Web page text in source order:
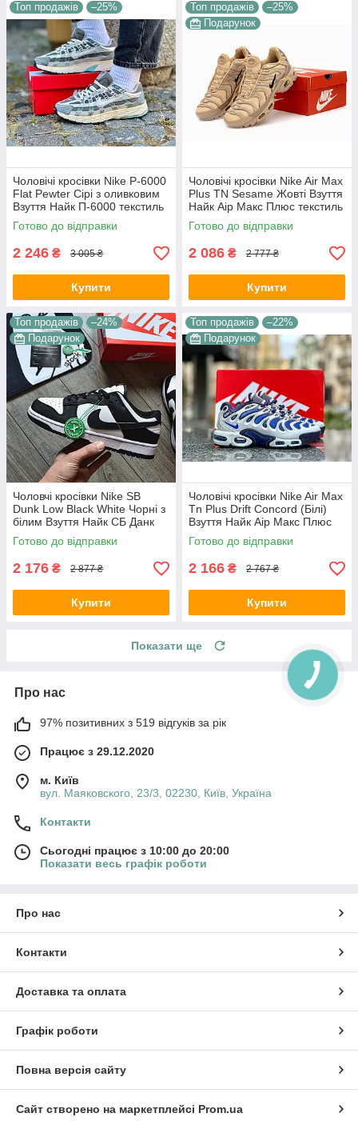
Топ продажів –25%
Чоловічі кросівки Nike P-6000
Flat Pewter Сірі з оливковим
Взуття Найк П-6000 текстиль
сітка повсякденні демісезон
Готово до відправки
2 246 ₴ 3 005 ₴
Купити
Топ продажів
–25%
Подарунок
Чоловічі кросівки Nike Air Max
Plus TN Sesame Жовті Взуття
Найк Аір Макс Плюс текстиль
шкіра демісезон
Готово до відправки
2 086 ₴ 2 777 ₴
Купити
Топ продажів
–24%
Подарунок
Чоловчі кросівки Nike SB
Dunk Low Black White Чорні з
білим Взуття Найк СБ Данк
Лоу текстиль шкіра демісезон
Готово до відправки
2 176 ₴ 2 877 ₴
Купити
Топ продажів
–22%
Подарунок
Чоловічі кросівки Nike Air Max
Tn Plus Drift Concord (Білі)
Взуття Найк Аір Макс Плюс
текстиль шкіра демісезон
Готово до відправки
2 166 ₴ 2 767 ₴
Купити
Показати ще
Про нас
97% позитивних з 519 відгуків за рік
Працює з 29.12.2020
м. Київ
вул. Маяковского, 23/3, 02230, Київ, Україна
Контакти
Сьогодні працює з 10:00 до 20:00
Показати весь графік роботи
Про нас
Контакти
Доставка та оплата
Графік роботи
Повна версія сайту
Сайт створено на маркетплейсі Prom.ua